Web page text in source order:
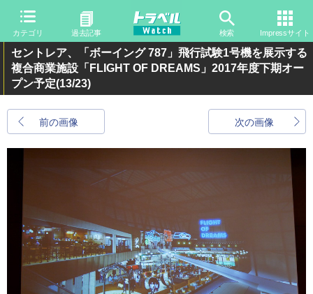
カテゴリ 過去記事 検索 Impressサイト
セントレア、「ボーイング 787」飛行試験1号機を展示する
複合商業施設「FLIGHT OF DREAMS」2017年度下期オー
プン予定(13/23)
前の画像 次の画像